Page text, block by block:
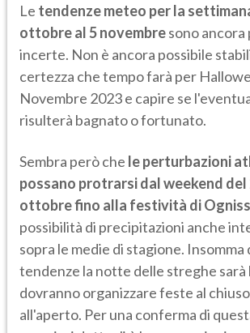
Le tendenze meteo per la
ottobre al 5 novembresono
incerte. Non è ancora possibile
certezza che tempo farà per
Novembre 2023 e capire se
risulterà bagnato o fortunato.
Sembra però che le perturbazioni
possano protrarsi dal weekend del
ottobre fino alla festività di
possibilità di precipitazioni anche
sopra le medie di stagione. Insomma
tendenze la notte delle streghe sarà
dovranno organizzare feste al
all'aperto. Per una conferma di